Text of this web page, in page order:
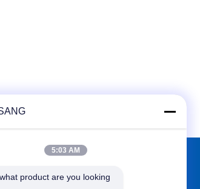
าได้ที่
5:03 AM
product are you looking